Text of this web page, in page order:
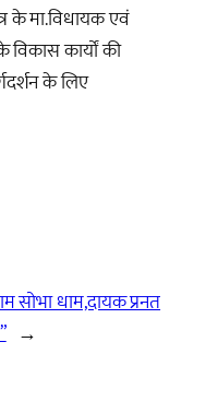
के मा.विधायक एवं
विकास कार्यों की
के लिए
सोभा धाम,दायक प्रनत
→